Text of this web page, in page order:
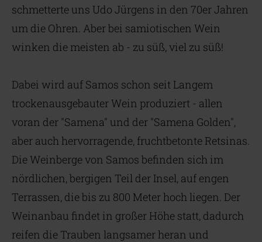
schmetterte uns Udo Jürgens in den 70er Jahren
um die Ohren. Aber bei samiotischen Wein
winken die meisten ab - zu süß, viel zu süß!
Dabei wird auf Samos schon seit Langem
trockenausgebauter Wein produziert - allen
voran der "Samena" und der "Samena Golden",
aber auch hervorragende, fruchtbetonte Retsinas.
Die Weinberge von Samos befinden sich im
nördlichen, bergigen Teil der Insel, auf engen
Terrassen, die bis zu 800 Meter hoch liegen. Der
Weinanbau findet in großer Höhe statt, dadurch
reifen die Trauben langsamer heran und